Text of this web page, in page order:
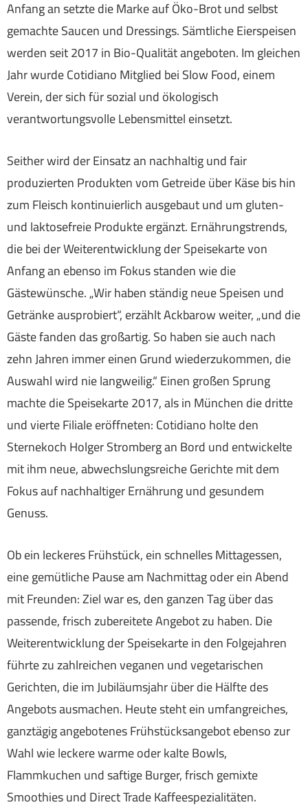
Anfang an setzte die Marke auf Öko-Brot und selbst
gemachte Saucen und Dressings. Sämtliche Eierspeisen
werden seit 2017 in Bio-Qualität angeboten. Im gleichen
Jahr wurde Cotidiano Mitglied bei Slow Food, einem
Verein, der sich für sozial und ökologisch
verantwortungsvolle Lebensmittel einsetzt.
Seither wird der Einsatz an nachhaltig und fair
produzierten Produkten vom Getreide über Käse bis hin
zum Fleisch kontinuierlich ausgebaut und um gluten-
und laktosefreie Produkte ergänzt. Ernährungstrends,
die bei der Weiterentwicklung der Speisekarte von
Anfang an ebenso im Fokus standen wie die
Gästewünsche. „Wir haben ständig neue Speisen und
Getränke ausprobiert“, erzählt Ackbarow weiter, „und die
Gäste fanden das großartig. So haben sie auch nach
zehn Jahren immer einen Grund wiederzukommen, die
Auswahl wird nie langweilig.“ Einen großen Sprung
machte die Speisekarte 2017, als in München die dritte
und vierte Filiale eröffneten: Cotidiano holte den
Sternekoch Holger Stromberg an Bord und entwickelte
mit ihm neue, abwechslungsreiche Gerichte mit dem
Fokus auf nachhaltiger Ernährung und gesundem
Genuss.
Ob ein leckeres Frühstück, ein schnelles Mittagessen,
eine gemütliche Pause am Nachmittag oder ein Abend
mit Freunden: Ziel war es, den ganzen Tag über das
passende, frisch zubereitete Angebot zu haben. Die
Weiterentwicklung der Speisekarte in den Folgejahren
führte zu zahlreichen veganen und vegetarischen
Gerichten, die im Jubiläumsjahr über die Hälfte des
Angebots ausmachen. Heute steht ein umfangreiches,
ganztägig angebotenes Frühstücksangebot ebenso zur
Wahl wie leckere warme oder kalte Bowls,
Flammkuchen und saftige Burger, frisch gemixte
Smoothies und Direct Trade Kaffeespezialitäten.